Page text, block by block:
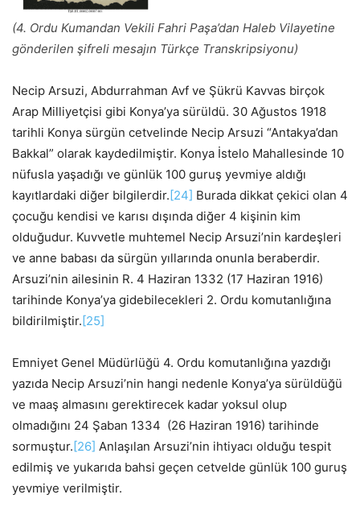
(4. Ordu Kumandan Vekili Fahri Paşa’dan Haleb Vilayetine
gönderilen şifreli mesajın Türkçe Transkripsiyonu)
Necip Arsuzi, Abdurrahman Avf ve Şükrü Kavvas birçok
Arap Milliyetçisi gibi Konya’ya sürüldü. 30 Ağustos 1918
tarihli Konya sürgün cetvelinde Necip Arsuzi “Antakya’dan
Bakkal” olarak kaydedilmiştir. Konya İstelo Mahallesinde 10
nüfusla yaşadığı ve günlük 100 guruş yevmiye aldığı
kayıtlardaki diğer bilgilerdir. [24] Burada dikkat çekici olan 4
çocuğu kendisi ve karısı dışında diğer 4 kişinin kim
olduğudur. Kuvvetle muhtemel Necip Arsuzi’nin kardeşleri
ve anne babası da sürgün yıllarında onunla beraberdir.
Arsuzi’nin ailesinin R. 4 Haziran 1332 (17 Haziran 1916)
tarihinde Konya’ya gidebilecekleri 2. Ordu komutanlığına
bildirilmiştir. [25]
Emniyet Genel Müdürlüğü 4. Ordu komutanlığına yazdığı
yazıda Necip Arsuzi’nin hangi nedenle Konya’ya sürüldüğü
ve maaş almasını gerektirecek kadar yoksul olup
olmadığını 24 Şaban 1334 (26 Haziran 1916) tarihinde
sormuştur. [26] Anlaşılan Arsuzi’nin ihtiyacı olduğu tespit
edilmiş ve yukarıda bahsi geçen cetvelde günlük 100 guruş
yevmiye verilmiştir.